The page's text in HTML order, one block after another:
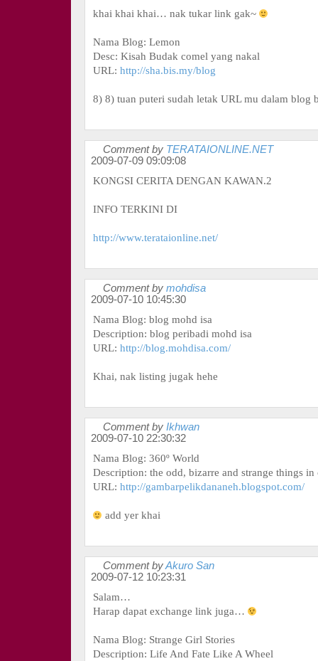
khai khai khai… nak tukar link gak~
Nama Blog: Lemon
Desc: Kisah Budak comel yang nakal
URL: http://sha.bis.my/blog
8) 8) tuan puteri sudah letak URL mu dalam blog
Comment by TERATAIONLINE.NET
2009-07-09 09:09:08
KONGSI CERITA DENGAN KAWAN.2
INFO TERKINI DI
http://www.terataionline.net/
Comment by mohdisa
2009-07-10 10:45:30
Nama Blog: blog mohd isa
Description: blog peribadi mohd isa
URL: http://blog.mohdisa.com/
Khai, nak listing jugak hehe
Comment by Ikhwan
2009-07-10 22:30:32
Nama Blog: 360º World
Description: the odd, bizarre and strange things
URL: http://gambarpelikdananeh.blogspot.com/
add yer khai
Comment byAkuro San
2009-07-12 10:23:31
Salam…
Harap dapat exchange link juga…
Nama Blog: Strange Girl Stories
Description: Life And Fate Like A Wheel